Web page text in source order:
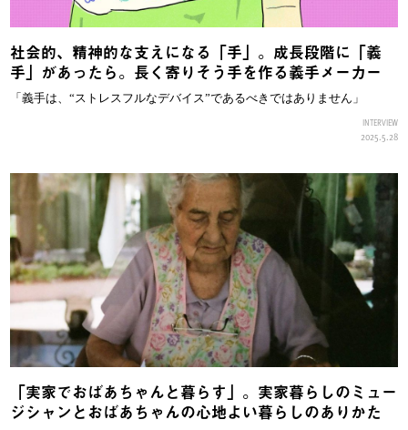
社会的、精神的な支えになる「手」。成長段階に「義
手」があったら。長く寄りそう手を作る義手メーカー
「義手は、“ストレスフルなデバイス”であるべきではありません」
INTERVIEW
2025.5.28
「実家でおばあちゃんと暮らす」。実家暮らしのミュー
ジシャンとおばあちゃんの心地よい暮らしのありかた